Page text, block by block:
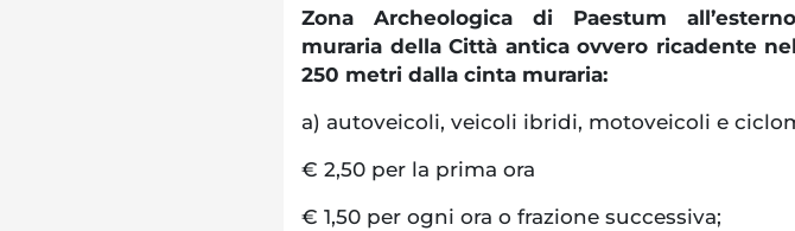
Zona Archeologica di Paestum
muraria della Città antica ovvero ricadente
250 metri dalla cinta muraria:
a) autoveicoli, veicoli ibridi, motoveicoli e
€ 2,50 per la prima ora
€ 1,50 per ogni ora o frazione successiva;